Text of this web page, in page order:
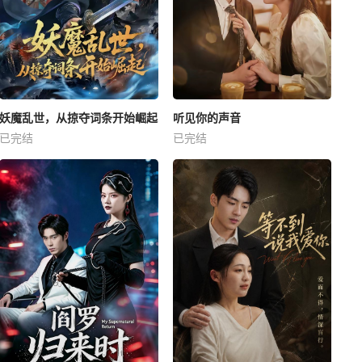
妖魔乱世，从掠夺词条开始崛起
已完结
听见你的声音
已完结